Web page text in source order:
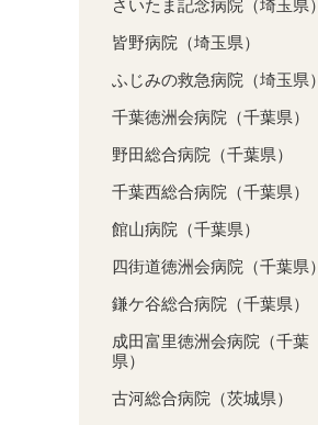
さいたま記念病院（埼玉県）
皆野病院（埼玉県）
ふじみの救急病院（埼玉県）
千葉徳洲会病院（千葉県）
野田総合病院（千葉県）
千葉西総合病院（千葉県）
館山病院（千葉県）
四街道徳洲会病院（千葉県）
鎌ケ谷総合病院（千葉県）
成田富里徳洲会病院（千葉
県）
古河総合病院（茨城県）